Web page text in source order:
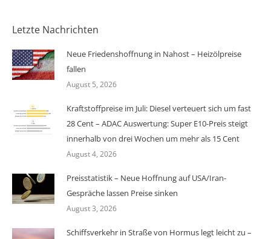
Letzte Nachrichten
Neue Friedenshoffnung in Nahost – Heizölpreise
fallen
August 5, 2026
Kraftstoffpreise im Juli: Diesel verteuert sich um fast
28 Cent – ADAC Auswertung: Super E10-Preis steigt
innerhalb von drei Wochen um mehr als 15 Cent
August 4, 2026
Preisstatistik – Neue Hoffnung auf USA/Iran-
Gespräche lassen Preise sinken
August 3, 2026
Schiffsverkehr in Straße von Hormus legt leicht zu –